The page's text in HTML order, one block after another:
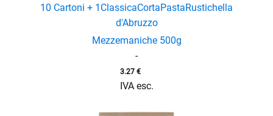
10 Cartoni + 1 ClassicaCortaPastaRustichella
d'Abruzzo
Mezzemaniche 500g
-
3.27 €
IVA esc.